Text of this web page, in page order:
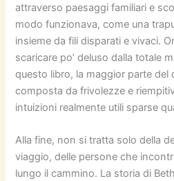
attraverso paesaggi familiari e
modo funzionava, come una
insieme da fili disparati e vivaci.
scaricare po’ deluso dalla totale
questo libro, la maggior parte del
composta da frivolezze e
intuizioni realmente utili sparse
Alla fine, non si tratta solo della
viaggio, delle persone che
lungo il cammino. La storia di